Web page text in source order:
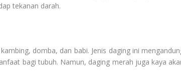
tekanan darah.
domba, dan babi. Jenis daging ini
bagi tubuh. Namun, daging merah juga kaya